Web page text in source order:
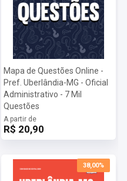
Mapa de Questões Online -
Pref. Uberlândia-MG - Oficial
Administrativo - 7 Mil
Questões
A partir de
R$ 20,90
38,00%